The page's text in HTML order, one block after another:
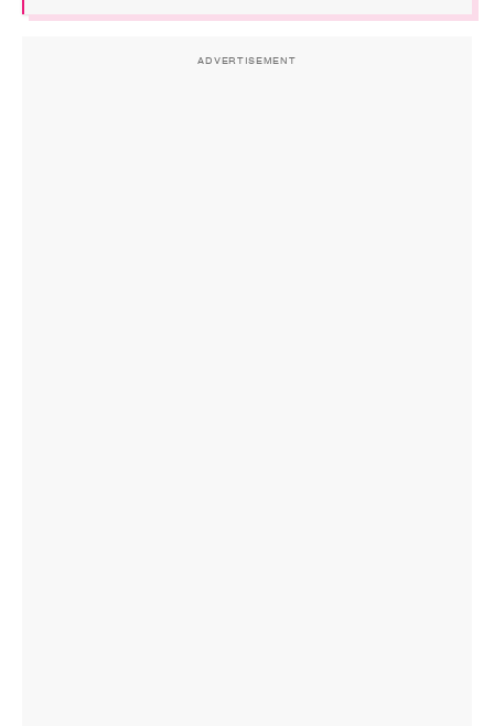
ADVERTISEMENT